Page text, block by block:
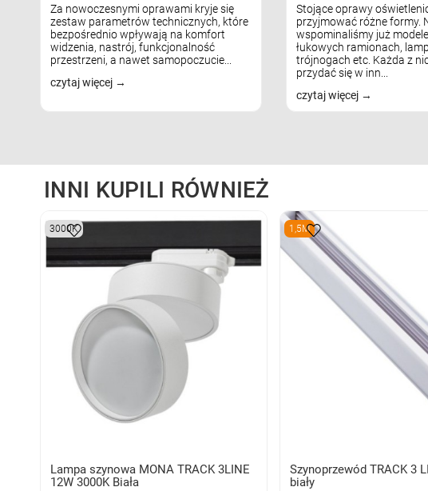
Za nowoczesnymi oprawami kryje się
zestaw parametrów technicznych, które
bezpośrednio wpływają na komfort
widzenia, nastrój, funkcjonalność
przestrzeni, a nawet samopoczucie...
czytaj więcej
Stojące oprawy
przyjmować różne formy.
wspominaliśmy już
łukowych ramionach,
trójnogach etc. Każda z
przydać się w inn...
czytaj więcej
INNI KUPILI RÓWNIEŻ
3000K
Lampa szynowa MONA TRACK 3LINE
12W 3000K Biała
1,5M
Szynoprzewód TRACK 3
biały